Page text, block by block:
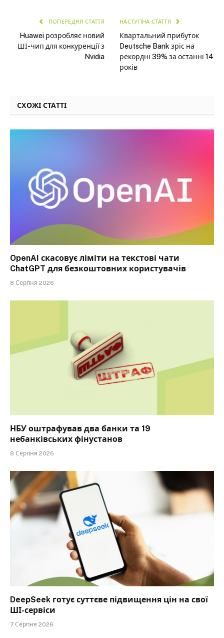
ПОПЕРЕДНЯ СТАТТЯ
Huawei розробляє новий
ШІ-чип для конкуренції з
Nvidia
НАСТУПНА СТАТТЯ
Квартальний прибуток
Deutsche Bank зріс на
рекордні 39% за останні 14
років
СХОЖІ СТАТТІ
OpenAI скасовує ліміти на текстові чати
ChatGPT для безкоштовних користувачів
8 Серпня 2026
НБУ оштрафував два банки та 19
небанківських фінустанов
8 Серпня 2026
DeepSeek готує суттєве підвищення цін на свої
ШІ-сервіси
7 Серпня 2026